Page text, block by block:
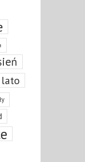
lato